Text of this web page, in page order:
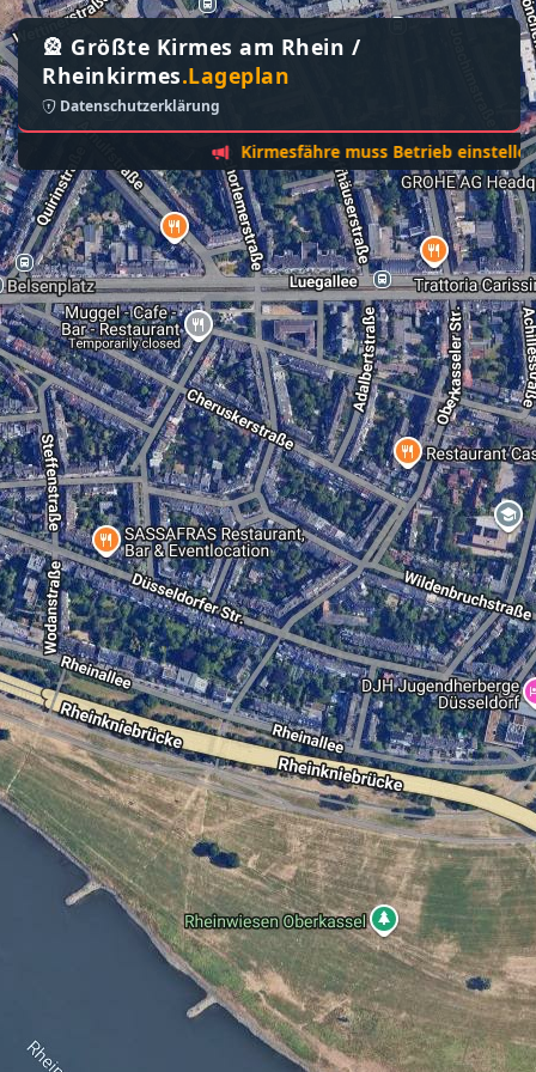
🎡 Größte Kirmes am Rhein /
Rheinkirmes.Lageplan
Datenschutzerklärung
Kirmesfähre muss Betrieb einstellen -